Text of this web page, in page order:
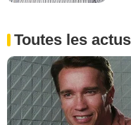
Toutes les